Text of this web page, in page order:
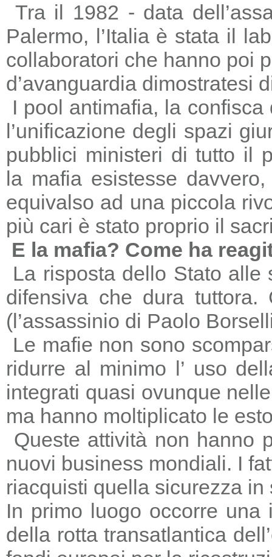
Tra il 1982 - data
Palermo, l’Italia è stata il
collaboratori che hanno poi
d’avanguardia dimostratesi
I pool antimafia, la
l’unificazione degli spazi
pubblici ministeri di tutto il
la mafia esistesse
equivalso ad una piccola
più cari è stato proprio il
E la mafia? Come ha
La risposta dello Stato alle
difensiva che dura
(l’assassinio di Paolo
Le mafie non sono
ridurre al minimo l’ uso
integrati quasi ovunque
ma hanno moltiplicato le
Queste attività non hanno
nuovi business mondiali. I
riacquisti quella sicurezza
In primo luogo occorre
della rotta transatlantica